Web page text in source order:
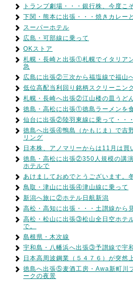
トランプ劇場・・・銀行株、今度こ
下関・熊本に出張・・・焼きカレー
スーパーホテル
広島・可部線に乗って
OKストア
札幌・長崎と出張①札幌でイタリア
急
広島に出張②三次から福塩線で福山
低位高配当利回り銘柄スクリーニン
札幌・長崎へ出張②江山楼の皿うど
徳島・高松に出張①徳島ラーメンを
仙台に出張②陸羽東線に乗って・・・
徳島へ出張④鴨島（かもじま）で吉
リング
日本株、アノマリーからは11月は買
徳島・高松に出張②350人規模の講
ホテルで
あけましておめでとうございます。
鳥取・津山に出張④津山線に乗って
新潟へ旅に②ホテル日航新潟
高松・高知に出張・・・土讃線から
高松・松山に出張③松山全日空ホテ
で。
島根県・木次線
宇和島・八幡浜へ出張③予讃線で宇
日本高周波鋼業（５４７６）が突然
徳島へ出張⑤麦酒工房・Awa新町川
ークの夜景